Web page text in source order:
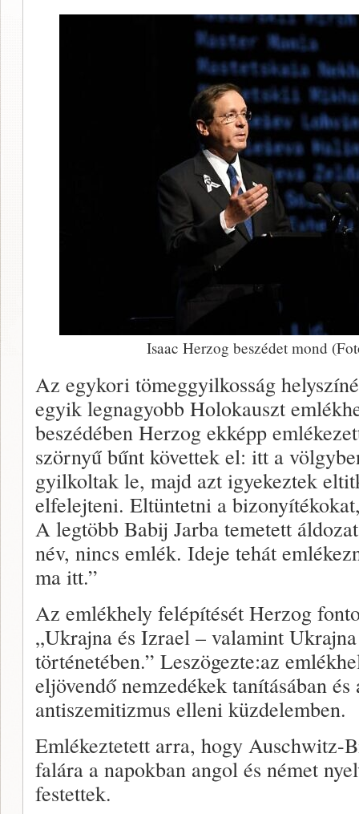
Isaac Herzog beszédet mond
Az egykori tömeggyilkosság
egyik legnagyobb Holokauszt
beszédében Herzog ekképp
szörnyű bűnt követtek el: itt a
gyilkoltak le, majd azt igyekeztek
elfelejteni. Eltüntetni a
A legtöbb Babij Jarba temetett
név, nincs emlék. Ideje tehát
ma itt.”
Az emlékhely felépítését Herzog
„Ukrajna és Izrael – valamint
történetében.” Leszögezte:az
eljövendő nemzedékek tanításában
antiszemitizmus elleni küzdelemben.
Emlékeztetett arra, hogy Auschwitz-
falára a napokban angol és német
festettek.